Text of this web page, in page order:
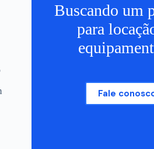
Buscando um
para
Fale